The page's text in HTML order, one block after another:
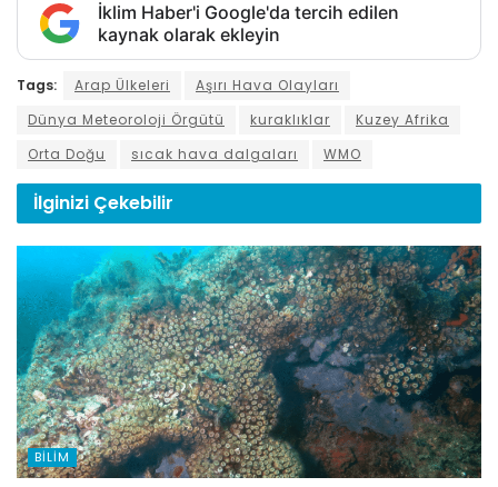
İklim Haber'i Google'da tercih edilen
kaynak olarak ekleyin
Tags: Arap Ülkeleri
Aşırı Hava Olayları
Dünya Meteoroloji Örgütü
kuraklıklar
Kuzey Afrika
Orta Doğu
sıcak hava dalgaları WMO
İlginizi Çekebilir
BILIM